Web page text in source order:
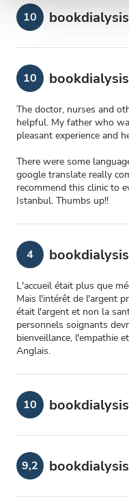
10
10
The doctor, nurses and
helpful. My father who
pleasant experience and
There were some
google translate really
recommend this clinic to
Istanbul. Thumbs up!!
4
L'accueil était plus que
Mais l'intérêt de l'argent
était l'argent et non la
personnels soignants
bienveillance, l'empathie
Anglais.
10
9,2